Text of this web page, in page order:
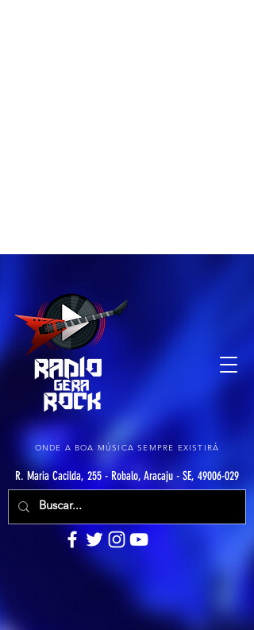
ONDE A BOA MÚSICA SEMPRE EXISTIRÁ
R. Maria Cacilda, 255 - Robalo, Aracaju - SE, 49006-029